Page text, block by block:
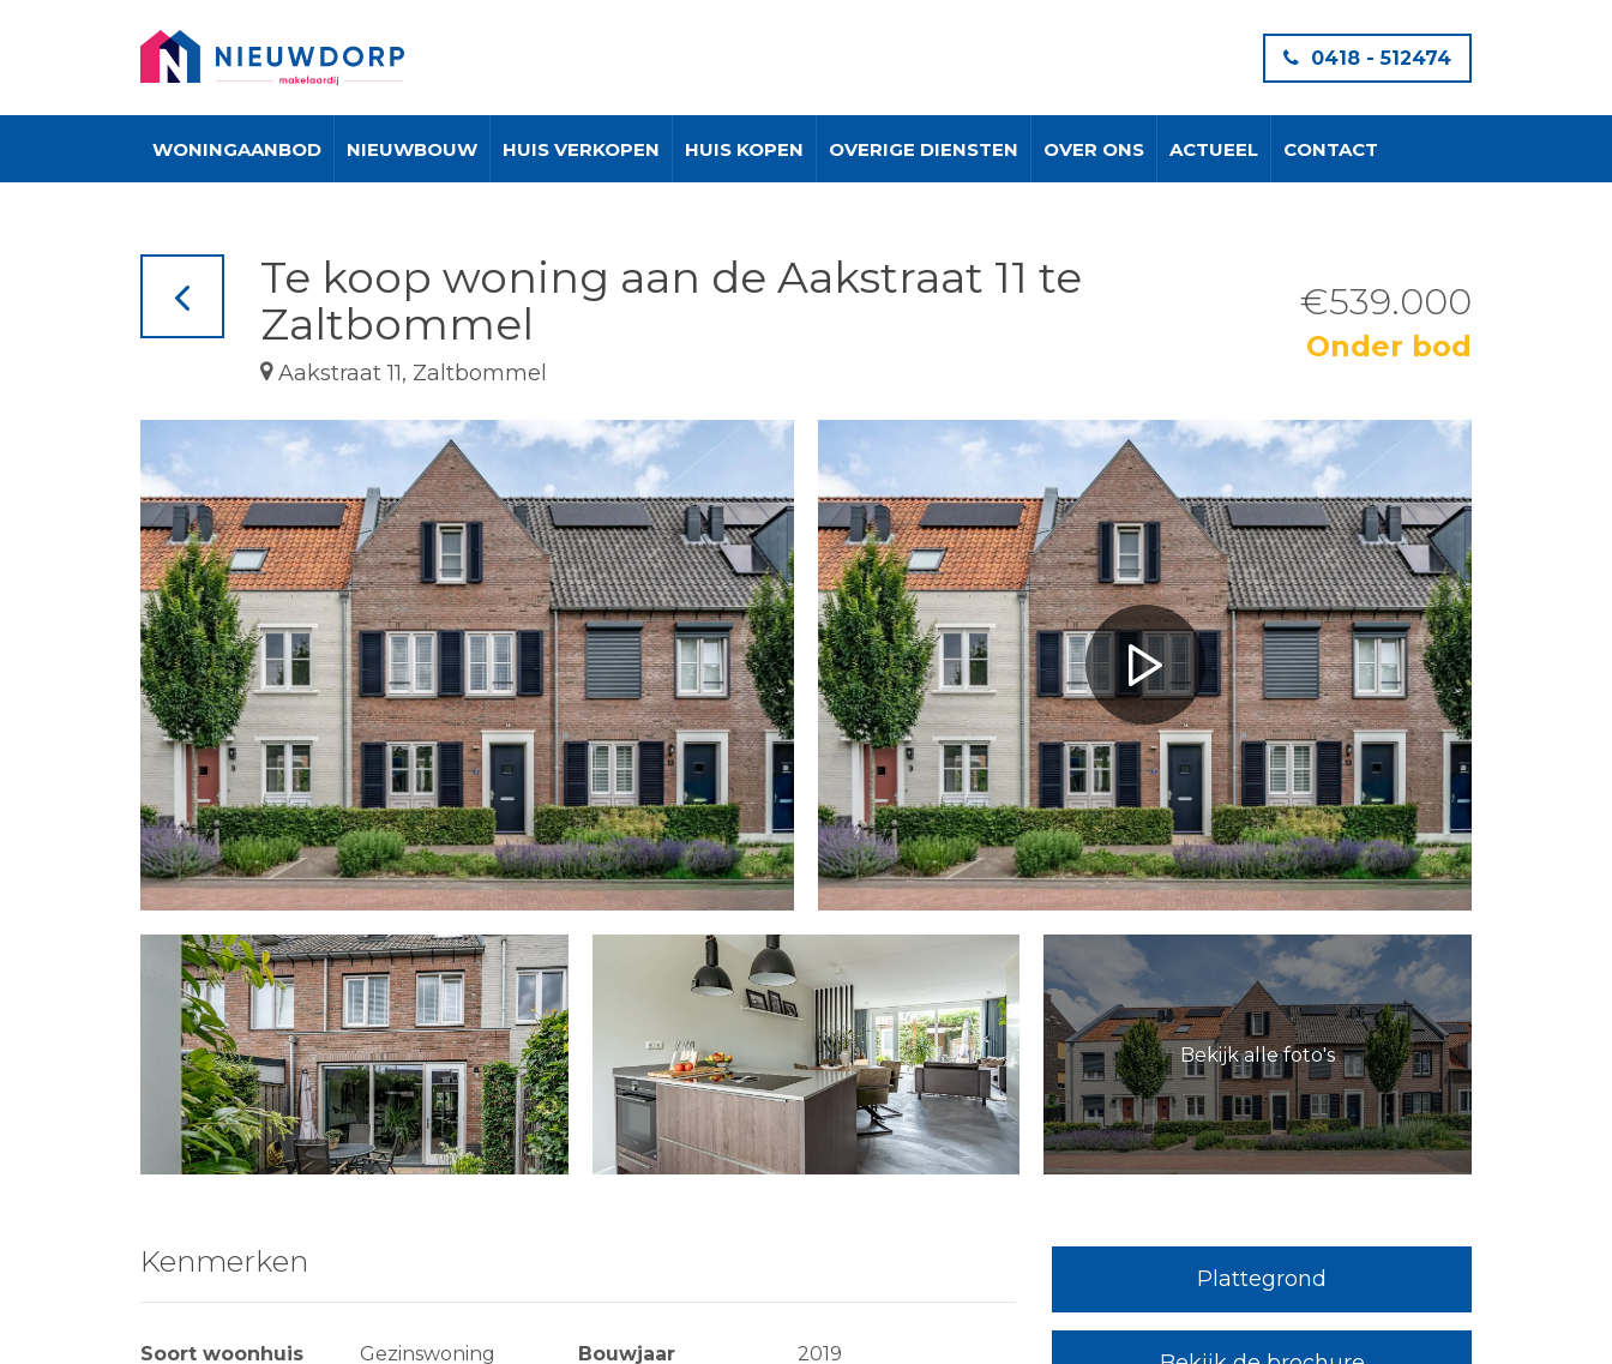
0418 - 512474
WONINGAANBOD NIEUWBOUW HUIS VERKOPEN HUIS KOPEN OVERIGE DIENSTEN OVER ONS ACTUEEL CONTACT
Te koop woning aan de Aakstraat 11 te
Zaltbommel
Aakstraat 11, Zaltbommel
€539.000
Onder bod
Bekijk alle foto's
Kenmerken
Soort woonhuis Gezinswoning Bouwjaar
2019
Plattegrond